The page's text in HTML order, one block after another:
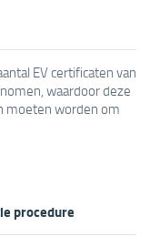
EV certificaten van
waardoor deze
moeten worden om
procedure